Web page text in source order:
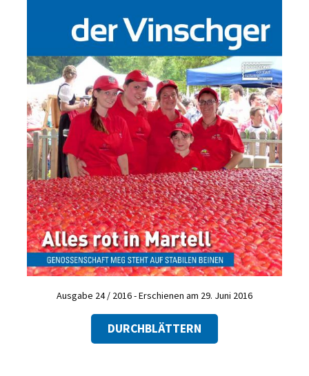
Ausgabe 24 / 2016 - Erschienen am 29. Juni 2016
DURCHBLÄTTERN